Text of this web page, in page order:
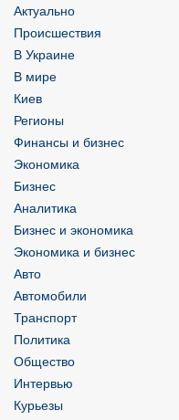
Актуально
Происшествия
В Украине
В мире
Киев
Регионы
Финансы и бизнес
Экономика
Бизнес
Аналитика
Бизнес и экономика
Экономика и бизнес
Авто
Автомобили
Транспорт
Политика
Общество
Интервью
Курьезы